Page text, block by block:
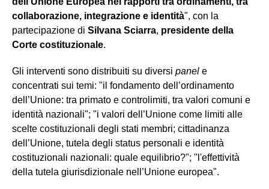
collaborazione, integrazione e identità", con la
partecipazione di Silvana Sciarra, presidente della
Corte costituzionale.
Gli interventi sono distribuiti su diversi panel e
concentrati sui temi: "il fondamento dell’ordinamento
dell’Unione: tra primato e controlimiti, tra valori comuni e
identità nazionali"; "i valori dell’Unione come limiti alle
scelte costituzionali degli stati membri; cittadinanza
dell’Unione, tutela degli status personali e identità
costituzionali nazionali: quale equilibrio?"; "l'effettività
della tutela giurisdizionale nell’Unione europea".